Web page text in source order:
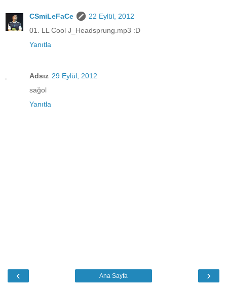
CSmiLeFaCe
22 Eylül, 2012
01. LL Cool J_Headsprung.mp3 :D
Yanıtla
Adsız 29 Eylül, 2012
sağol
Yanıtla
‹ ›
Ana Sayfa